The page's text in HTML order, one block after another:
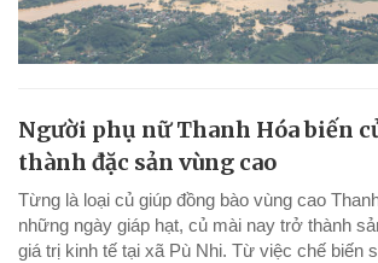
Người phụ nữ Thanh Hóa biến
thành đặc sản vùng cao
Từng là loại củ giúp đồng bào vùng cao
những ngày giáp hạt, củ mài nay trở thành
giá trị kinh tế tại xã Pù Nhi. Từ việc chế biến